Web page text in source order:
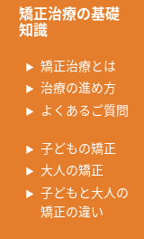
矯正治療の基礎
知識
矯正治療とは
治療の進め方
よくあるご質問
子どもの矯正
大人の矯正
子どもと大人の
矯正の違い